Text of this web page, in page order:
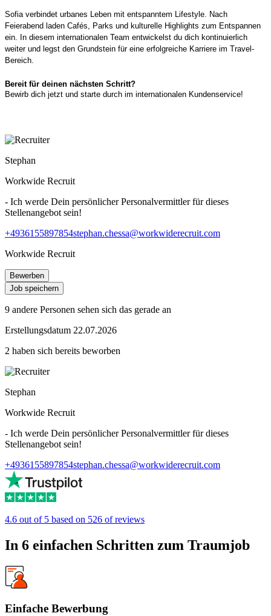
Sofia verbindet urbanes Leben mit entspanntem Lifestyle. Nach
Feierabend laden Cafés, Parks und kulturelle Highlights zum Entspannen
ein. In diesem internationalen Team entwickelst du dich kontinuierlich
weiter und legst den Grundstein für eine erfolgreiche Karriere im Travel-
Bereich.
Bereit für deinen nächsten Schritt?
Bewirb dich jetzt und starte durch im internationalen Kundenservice!
Stephan
Workwide Recruit
- Ich werde Dein persönlicher Personalvermittler für dieses
Stellenangebot sein!
+4936155897854stephan.chessa@workwiderecruit.com
Workwide Recruit
Bewerben
Job speichern
9 andere Personen sehen sich das gerade an
Erstellungsdatum 22.07.2026
2 haben sich bereits beworben
Stephan
Workwide Recruit
- Ich werde Dein persönlicher Personalvermittler für dieses
Stellenangebot sein!
+4936155897854stephan.chessa@workwiderecruit.com
4.6 out of 5 based on 526 of reviews
In 6 einfachen Schritten zum Traumjob
Einfache Bewerbung